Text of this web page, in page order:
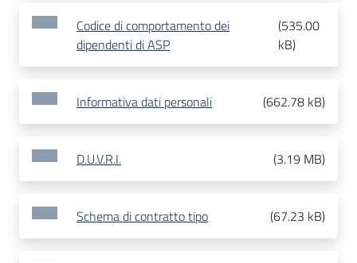
Codice di comportamento dei
dipendenti di ASP
(535.00
kB)
Informativa dati personali (662.78 kB)
D.U.V.R.I. (3.19 MB)
Schema di contratto tipo (67.23 kB)